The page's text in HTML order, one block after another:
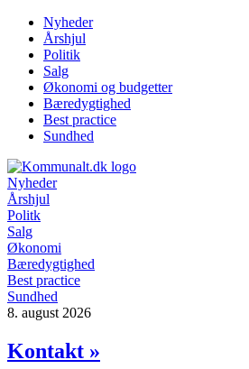
Videre
indhold
Nyheder
Årshjul
Politik
Salg
Økonomi og budgetter
Bæredygtighed
Best practice
Sundhed
Nyheder
Årshjul
Politk
Salg
Økonomi
Bæredygtighed
Best practice
Sundhed
8. august 2026
Kontakt »